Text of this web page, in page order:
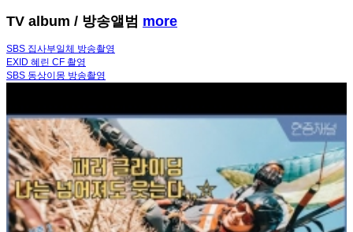
TV album / 방송앨범 more
SBS 집사부일체 방송촬영
EXID 혜린 CF 촬영
SBS 동상이몽 방송촬영